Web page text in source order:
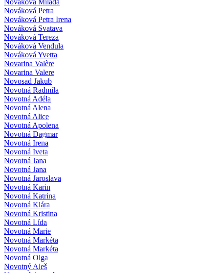
Nováková Petra
Nováková Petra Irena
Nováková Svatava
Nováková Tereza
Nováková Vendula
Nováková Yvetta
Novarina Valère
Novarina Valere
Novosad Jakub
Novotná Radmila
Novotná Adéla
Novotná Alena
Novotná Alice
Novotná Apolena
Novotná Dagmar
Novotná Irena
Novotná Iveta
Novotná Jana
Novotná Jana
Novotná Jaroslava
Novotná Karin
Novotná Katrina
Novotná Klára
Novotná Kristina
Novotná Lída
Novotná Marie
Novotná Markéta
Novotná Markéta
Novotná Olga
Novotný Aleš